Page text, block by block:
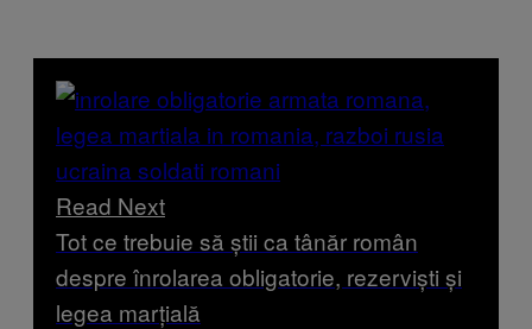
Read Next
Tot ce trebuie să știi ca tânăr român
despre înrolarea obligatorie, rezerviști și
legea marțială